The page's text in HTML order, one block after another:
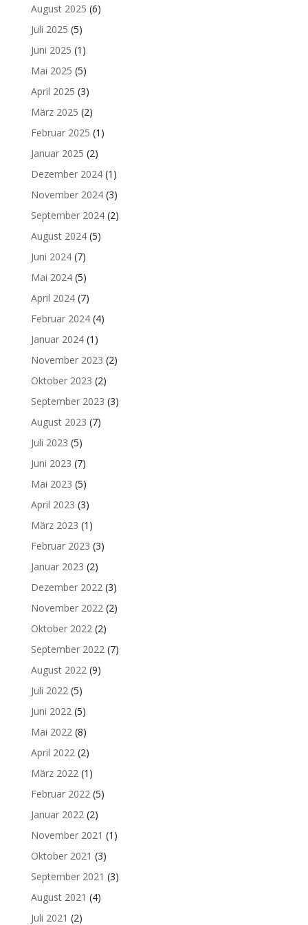
August 2025 (6)
Juli 2025 (5)
Juni 2025 (1)
Mai 2025 (5)
April 2025 (3)
März 2025 (2)
Februar 2025 (1)
Januar 2025 (2)
Dezember 2024(1)
November 2024(3)
September 2024(2)
August 2024(5)
Juni 2024(7)
Mai 2024(5)
April 2024(7)
Februar 2024(4)
Januar 2024(1)
November 2023 (2)
Oktober 2023 (2)
September 2023 (3)
August 2023 (7)
Juli 2023 (5)
Juni 2023 (7)
Mai 2023 (5)
April 2023 (3)
März 2023 (1)
Februar 2023 (3)
Januar 2023 (2)
Dezember 2022(3)
November 2022(2)
Oktober 2022(2)
September 2022(7)
August 2022(9)
Juli 2022(5)
Juni 2022(5)
Mai 2022(8)
April 2022(2)
März 2022(1)
Februar 2022(5)
Januar 2022(2)
November 2021 (1)
Oktober 2021 (3)
September 2021 (3)
August 2021 (4)
Juli 2021 (2)